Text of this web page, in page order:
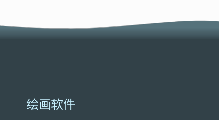
绘画软件